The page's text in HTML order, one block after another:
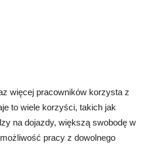
więcej pracowników korzysta z
to wiele korzyści, takich jak
na dojazdy, większą swobodę w
pracy z dowolnego